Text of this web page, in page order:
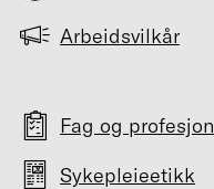
Arbeidsvilkår
Fag og profesjon
Sykepleieetikk